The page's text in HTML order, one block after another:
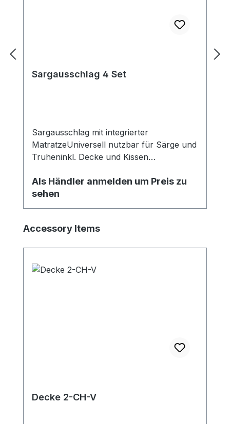
Sargausschlag 4 Set
Sargausschlag mit integrierter
MatratzeUniversell nutzbar für Särge und
Truheninkl. Decke und Kissen
Wattiert
Als Händler anmelden um Preis zu
sehen
Produktgalerie überspringen
Accessory Items
Decke 2-CH-V